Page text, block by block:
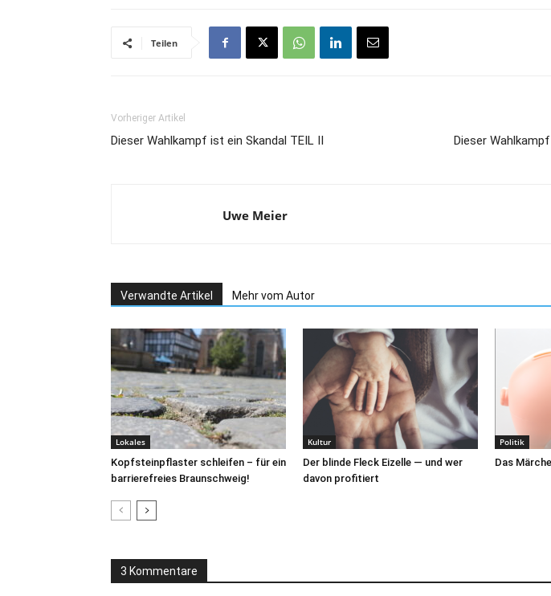
Teilen
Vorheriger Artikel
Dieser Wahlkampf ist ein Skandal TEIL II Dieser
Uwe Meier
Verwandte Artikel Mehr vom Autor
Lokales
Kopfsteinpflaster schleifen – für ein
barrierefreies Braunschweig!
Kultur
Der blinde Fleck Eizelle — und wer
davon profitiert
Politik
Das
3 Kommentare